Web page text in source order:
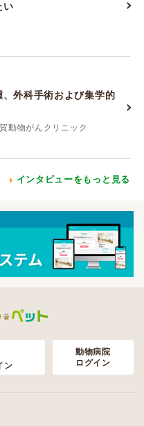
い
外科手術および集学的
動物がんクリニック
インタビューをもっと見る
ン
動物病院
ログイン